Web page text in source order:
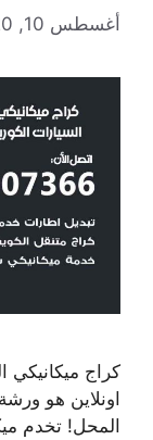
أغسطس 10, 2020
كراج
اونلاين هو
المحل! تخدم